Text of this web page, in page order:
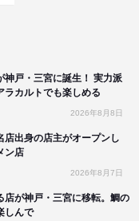
神戸・三宮に誕生！ 実力派
ラカルトでも楽しめる
2026年8月8日
店出身の店主がオープンし
ン店
2026年8月7日
店が神戸・三宮に移転。鯛の
しんで